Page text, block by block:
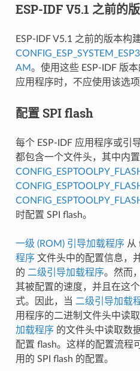
ESP-IDF V5.1 之前的
ESP-IDF V5.1 之前的版本构
AM。使用这些 ESP-IDF 版
应用程序时，不应使用该选项
配置 SPI flash
每个 ESP-IDF 应用程序或引
都包含一个文件头，其中内置
时配置 SPI flash。
一级 (ROM) 引导加载程序 从
程序 文件头中的配置信息，
的 二级引导加载程序。然而
其被配置的速度，并且在这
式。因此，当 二级引导加载
用程序的二进制文件头中读
加载程序 的文件头中读取数
配置 flash。这样的配置流程
用的 SPI flash 的配置。